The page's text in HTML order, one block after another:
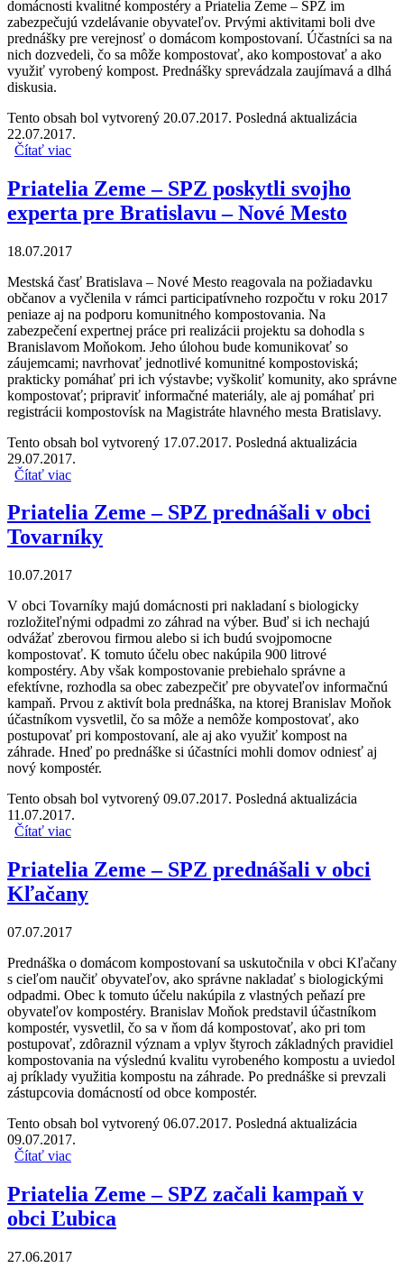
domácnosti kvalitné kompostéry a Priatelia Zeme – SPZ im
zabezpečujú vzdelávanie obyvateľov. Prvými aktivitami boli dve
prednášky pre verejnosť o domácom kompostovaní. Účastníci sa na
nich dozvedeli, čo sa môže kompostovať, ako kompostovať a ako
využiť vyrobený kompost. Prednášky sprevádzala zaujímavá a dlhá
diskusia.
Tento obsah bol vytvorený 20.07.2017. Posledná aktualizácia
22.07.2017.
Čítať viac
Priatelia Zeme – SPZ poskytli svojho
experta pre Bratislavu – Nové Mesto
18.07.2017
Mestská časť Bratislava – Nové Mesto reagovala na požiadavku
občanov a vyčlenila v rámci participatívneho rozpočtu v roku 2017
peniaze aj na podporu komunitného kompostovania. Na
zabezpečení expertnej práce pri realizácii projektu sa dohodla s
Branislavom Moňokom. Jeho úlohou bude komunikovať so
záujemcami; navrhovať jednotlivé komunitné kompostoviská;
prakticky pomáhať pri ich výstavbe; vyškoliť komunity, ako správne
kompostovať; pripraviť informačné materiály, ale aj pomáhať pri
registrácii kompostovísk na Magistráte hlavného mesta Bratislavy.
Tento obsah bol vytvorený 17.07.2017. Posledná aktualizácia
29.07.2017.
Čítať viac
Priatelia Zeme – SPZ prednášali v obci
Tovarníky
10.07.2017
V obci Tovarníky majú domácnosti pri nakladaní s biologicky
rozložiteľnými odpadmi zo záhrad na výber. Buď si ich nechajú
odvážať zberovou firmou alebo si ich budú svojpomocne
kompostovať. K tomuto účelu obec nakúpila 900 litrové
kompostéry. Aby však kompostovanie prebiehalo správne a
efektívne, rozhodla sa obec zabezpečiť pre obyvateľov informačnú
kampaň. Prvou z aktivít bola prednáška, na ktorej Branislav Moňok
účastníkom vysvetlil, čo sa môže a nemôže kompostovať, ako
postupovať pri kompostovaní, ale aj ako využiť kompost na
záhrade. Hneď po prednáške si účastníci mohli domov odniesť aj
nový kompostér.
Tento obsah bol vytvorený 09.07.2017. Posledná aktualizácia
11.07.2017.
Čítať viac
Priatelia Zeme – SPZ prednášali v obci
Kľačany
07.07.2017
Prednáška o domácom kompostovaní sa uskutočnila v obci Kľačany
s cieľom naučiť obyvateľov, ako správne nakladať s biologickými
odpadmi. Obec k tomuto účelu nakúpila z vlastných peňazí pre
obyvateľov kompostéry. Branislav Moňok predstavil účastníkom
kompostér, vysvetlil, čo sa v ňom dá kompostovať, ako pri tom
postupovať, zdôraznil význam a vplyv štyroch základných pravidiel
kompostovania na výslednú kvalitu vyrobeného kompostu a uviedol
aj príklady využitia kompostu na záhrade. Po prednáške si prevzali
zástupcovia domácností od obce kompostér.
Tento obsah bol vytvorený 06.07.2017. Posledná aktualizácia
09.07.2017.
Čítať viac
Priatelia Zeme – SPZ začali kampaň v
obci Ľubica
27.06.2017